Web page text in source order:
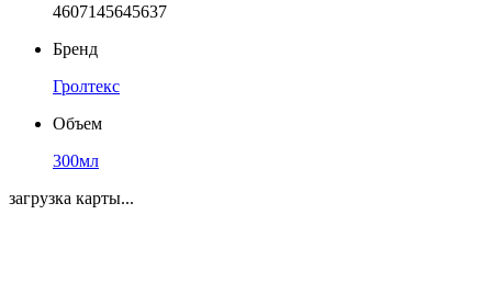
4607145645637
Бренд
Гролтекс
Объем
300мл
загрузка карты...